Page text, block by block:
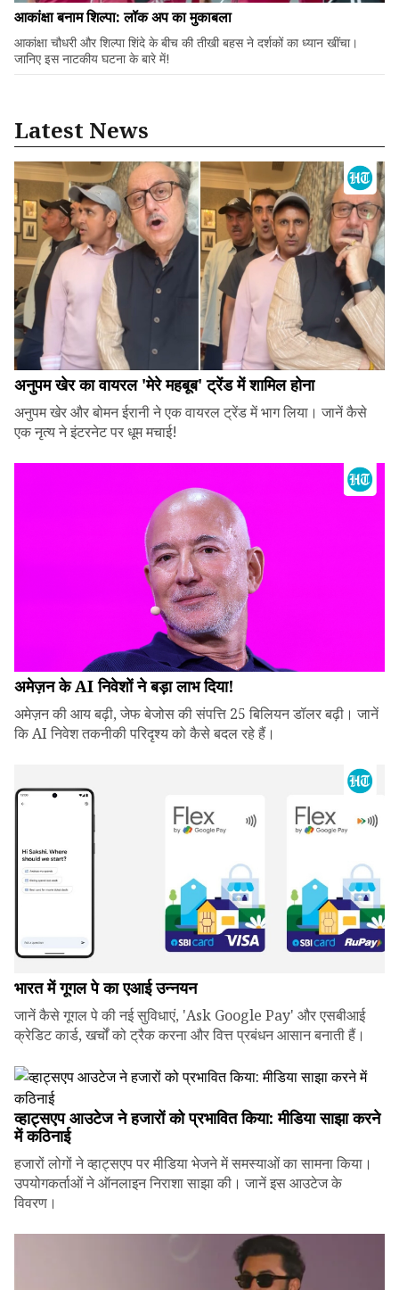
आकांक्षा बनाम शिल्पा: लॉक अप का मुकाबला
आकांक्षा चौधरी और शिल्पा शिंदे के बीच की तीखी बहस ने दर्शकों का ध्यान खींचा।
जानिए इस नाटकीय घटना के बारे में!
Latest News
अनुपम खेर का वायरल 'मेरे महबूब' ट्रेंड में शामिल होना
अनुपम खेर और बोमन ईरानी ने एक वायरल ट्रेंड में भाग लिया। जानें कैसे
एक नृत्य ने इंटरनेट पर धूम मचाई!
अमेज़न के AI निवेशों ने बड़ा लाभ दिया!
अमेज़न की आय बढ़ी, जेफ बेजोस की संपत्ति 25 बिलियन डॉलर बढ़ी। जानें
कि AI निवेश तकनीकी परिदृश्य को कैसे बदल रहे हैं।
भारत में गूगल पे का एआई उन्नयन
जानें कैसे गूगल पे की नई सुविधाएं, 'Ask Google Pay' और एसबीआई
क्रेडिट कार्ड, खर्चों को ट्रैक करना और वित्त प्रबंधन आसान बनाती हैं।
व्हाट्सएप आउटेज ने हजारों को प्रभावित किया: मीडिया साझा करने
में कठिनाई
हजारों लोगों ने व्हाट्सएप पर मीडिया भेजने में समस्याओं का सामना किया।
उपयोगकर्ताओं ने ऑनलाइन निराशा साझा की। जानें इस आउटेज के
विवरण।